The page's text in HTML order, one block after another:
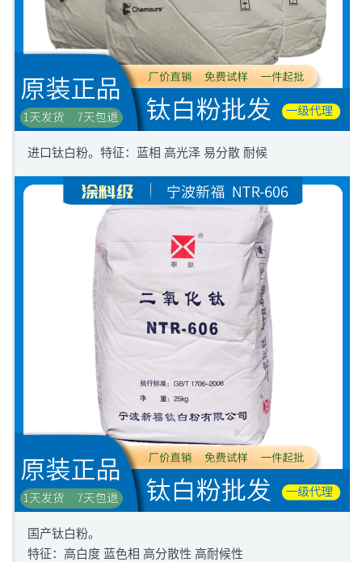
进口钛白粉。特征：蓝相 高光泽 易分散 耐候
国产钛白粉。
特征：高白度 蓝色相 高分散性 高耐候性